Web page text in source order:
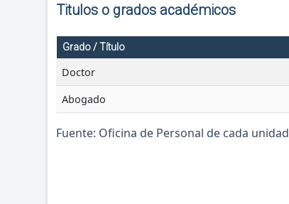
Titulos o grados académicos
Grado / Título
Doctor
Abogado
Fuente: Oficina de Personal de cada unidad